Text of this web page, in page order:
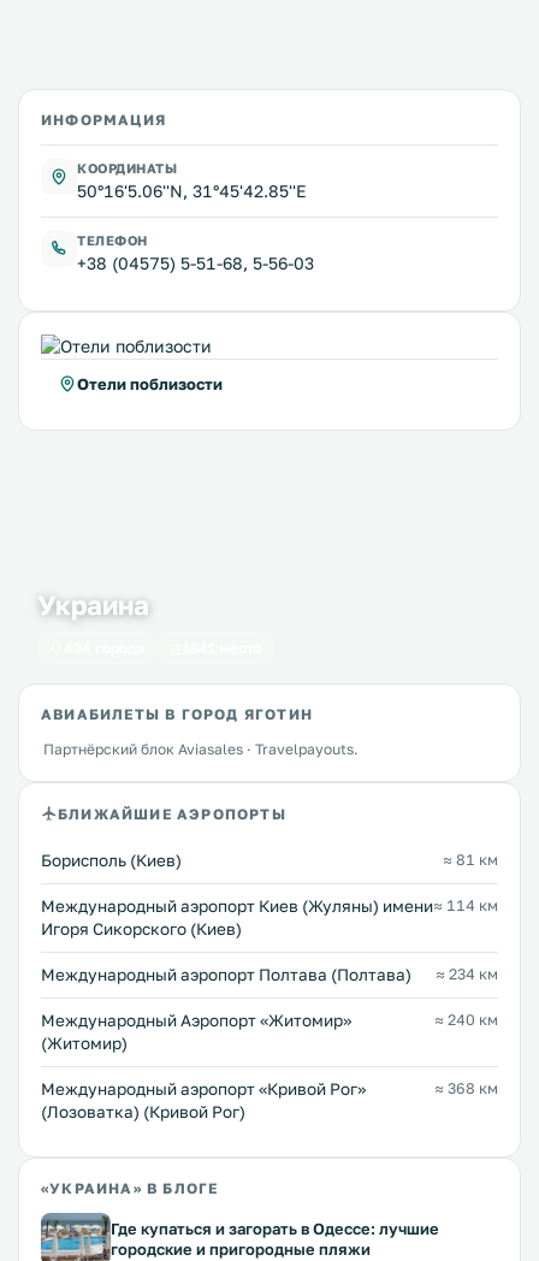
ИНФОРМАЦИЯ
КООРДИНАТЫ
50°16'5.06''N, 31°45'42.85''E
ТЕЛЕФОН
+38 (04575) 5-51-68, 5-56-03
Отели поблизости
Украина
АВИАБИЛЕТЫ В ГОРОД ЯГОТИН
Партнёрский блок Aviasales · Travelpayouts.
БЛИЖАЙШИЕ АЭРОПОРТЫ
Борисполь (Киев) ≈ 81 км
Международный аэропорт Киев (Жуляны) имени
Игоря Сикорского (Киев)
≈ 114 км
Международный аэропорт Полтава (Полтава) ≈ 234 км
Международный Аэропорт «Житомир»
(Житомир)
≈ 240 км
Международный аэропорт «Кривой Рог»
(Лозоватка) (Кривой Рог)
≈ 368 км
«УКРАИНА» В БЛОГЕ
Где купаться и загорать в Одессе: лучшие
городские и пригородные пляжи